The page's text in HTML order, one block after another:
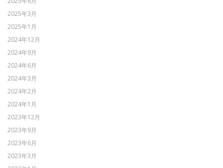
2025年3月
2025年1月
2024年12月
2024年9月
2024年6月
2024年3月
2024年2月
2024年1月
2023年12月
2023年9月
2023年6月
2023年3月